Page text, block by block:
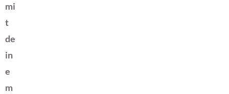
mi
t
de
in
e
m